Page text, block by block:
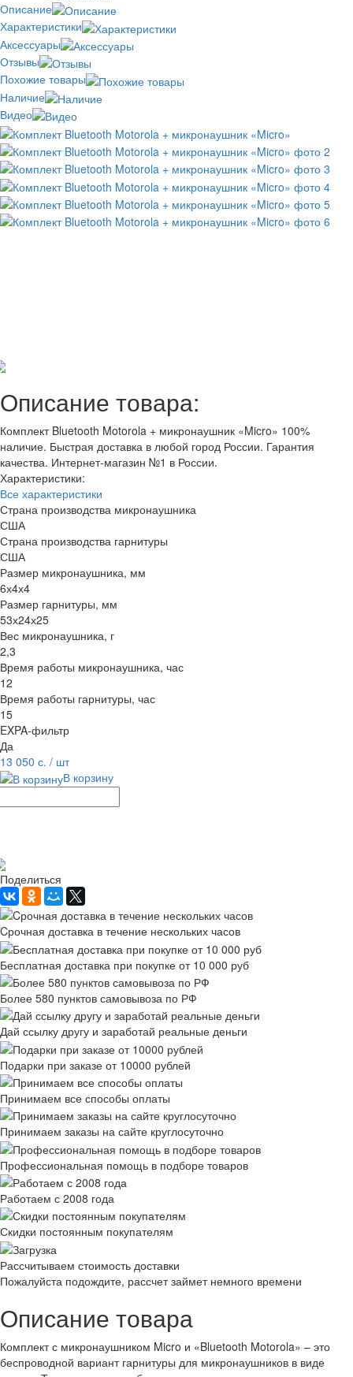
Описание
Характеристики
Аксессуары
Отзывы
Похожие товары
Наличие
Видео
Описание товара:
Комплект Bluetooth Motorola + микронаушник «Micro» 100%
наличие. Быстрая доставка в любой город России. Гарантия
качества. Интернет-магазин №1 в России.
Характеристики:
Все характеристики
Страна производства микронаушника
США
Страна производства гарнитуры
США
Размер микронаушника, мм
6х4х4
Размер гарнитуры, мм
53х24х25
Вес микронаушника, г
2,3
Время работы микронаушника, час
12
Время работы гарнитуры, час
15
EXPA-фильтр
Да
13 050 с. / шт
В корзину
Поделиться
Cрочная доставка в течение нескольких часов
Бесплатная доставка при покупке от 10 000 руб
Более 580 пунктов самовывоза по РФ
Дай ссылку другу и заработай реальные деньги
Подарки при заказе от 10000 рублей
Принимаем все способы оплаты
Принимаем заказы на сайте круглосуточно
Профессиональная помощь в подборе товаров
Работаем с 2008 года
Скидки постоянным покупателям
Рассчитываем стоимость доставки
Пожалуйста подождите, рассчет займет немного времени
Описание товара
Комплект с микронаушником Micro и «Bluetooth Motorola» – это
беспроводной вариант гарнитуры для микронаушников в виде